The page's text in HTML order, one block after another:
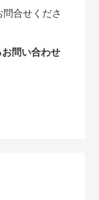
合せくださ
問い合わせ